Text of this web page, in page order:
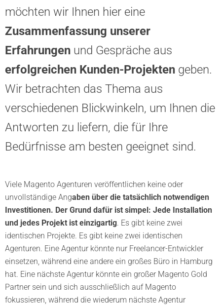
möchten wir Ihnen hier eine
Zusammenfassung unserer
Erfahrungen und Gespräche aus
erfolgreichen Kunden-Projekten geben.
Wir betrachten das Thema aus
verschiedenen Blickwinkeln, um Ihnen die
Antworten zu liefern, die für Ihre
Bedürfnisse am besten geeignet sind.
Viele Magento Agenturen veröffentlichen keine oder
unvollständige Angaben über die tatsächlich notwendigen
Investitionen. Der Grund dafür ist simpel: Jede Installation
und jedes Projekt ist einzigartig. Es gibt keine zwei
identischen Projekte. Es gibt keine zwei identischen
Agenturen. Eine Agentur könnte nur Freelancer-Entwickler
einsetzen, während eine andere ein großes Büro in Hamburg
hat. Eine nächste Agentur könnte ein großer Magento Gold
Partner sein und sich ausschließlich auf Magento
fokussieren, während die wiederum nächste Agentur